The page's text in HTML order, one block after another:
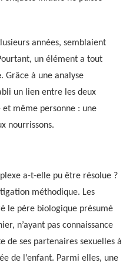
années, semblaient
un élément a tout
. Grâce à une analyse
un lien entre les deux
même personne : une
nourrissons.
a-t-elle pu être résolue ?
méthodique. Les
le père biologique présumé
n’ayant pas connaissance
de ses partenaires sexuelles à
de l’enfant. Parmi elles, une